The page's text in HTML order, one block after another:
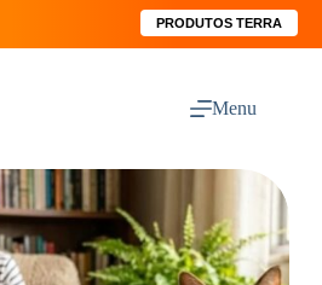
PRODUTOS TERRA
Menu